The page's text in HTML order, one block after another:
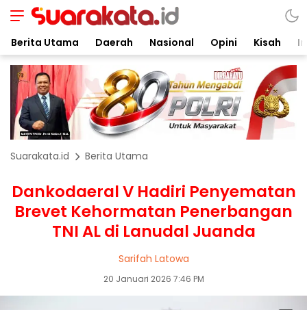
Berita Utama Daerah Nasional Opini Kisah
Suarakata.id Berita Utama
Dankodaeral V Hadiri Penyematan
Brevet Kehormatan Penerbangan
TNI AL di Lanudal Juanda
Sarifah Latowa
20 Januari 2026 7:46 PM